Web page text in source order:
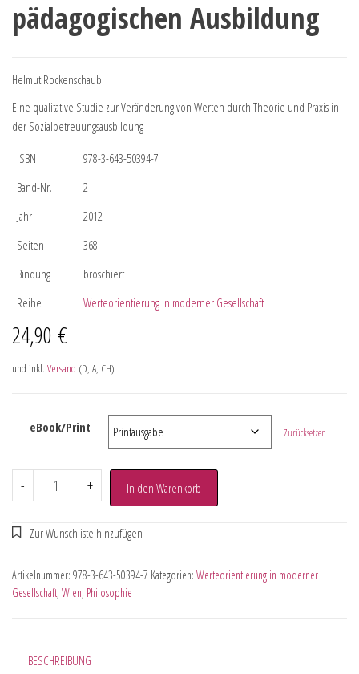
pädagogischen Ausbildung
Helmut Rockenschaub
Eine qualitative Studie zur Veränderung von Werten durch Theorie und Praxis in
der Sozialbetreuungsausbildung
ISBN
978-3-643-50394-7
Band-Nr.
2
Jahr
2012
Seiten
368
Bindung
broschiert
Reihe
Werteorientierung in moderner Gesellschaft
24,90 €
und inkl. Versand (D, A, CH)
eBook/Print Zurücksetzen
- + In den Warenkorb
Artikelnummer: 978-3-643-50394-7 Kategorien: Werteorientierung in moderner
Gesellschaft, Wien, Philosophie
BESCHREIBUNG